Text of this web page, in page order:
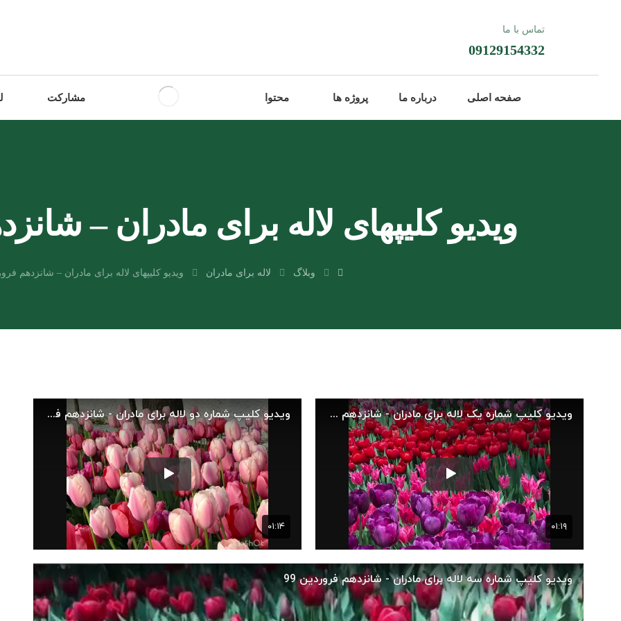
تماس با ما
09129154332
مشارکت صفحه اصلی درباره ما پروژه ها محتوا
ویدیو کلیپهای لاله برای مادران –
وبلاگ لاله برای مادران ویدیو کلیپهای لاله برای مادران – شانزدهم